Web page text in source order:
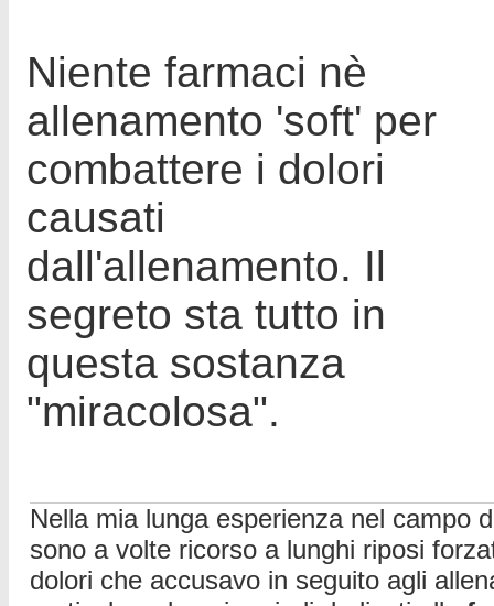
Niente farmaci nè
allenamento 'soft' per
combattere i dolori
causati
dall'allenamento. Il
segreto sta tutto in
questa sostanza
"miracolosa".
Nella mia lunga esperienza nel campo
sono a volte ricorso a lunghi riposi
dolori che accusavo in seguito agli